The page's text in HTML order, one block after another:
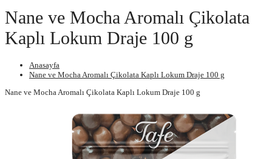
Nane ve Mocha Aromalı Çikolata
Kaplı Lokum Draje 100 g
Anasayfa
Nane ve Mocha Aromalı Çikolata Kaplı Lokum Draje 100 g
Nane ve Mocha Aromalı Çikolata Kaplı Lokum Draje 100 g